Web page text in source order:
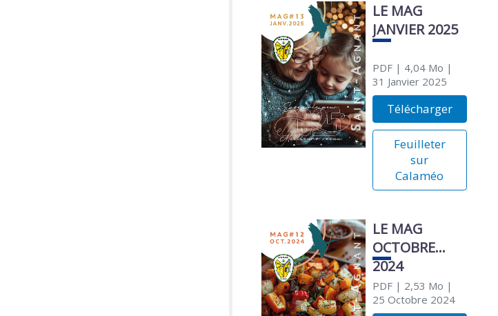
LE MAG
JANVIER 2025
PDF| 4,04 Mo |
31 Janvier 2025
Télécharger
Feuilleter
sur
Calaméo
LE MAG
OCTOBRE
2024
PDF| 2,53 Mo |
25 Octobre 2024